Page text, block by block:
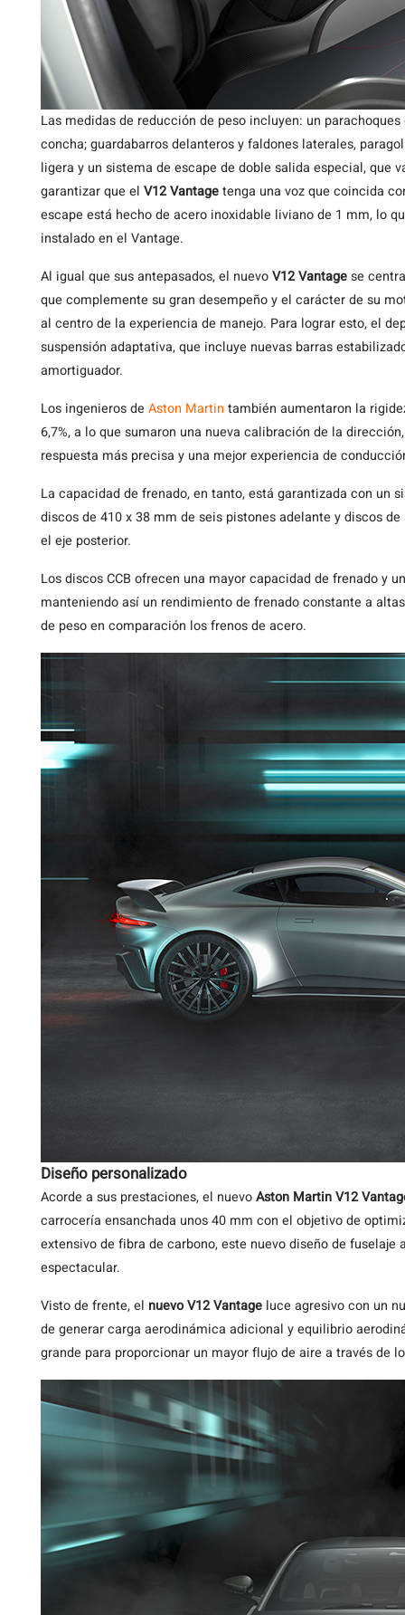
Las medidas de reducción de peso incluyen: un
concha; guardabarros delanteros y faldones laterales,
ligera y un sistema de escape de doble salida especial, que
garantizar que el V12 Vantagetenga una voz que coincida
escape está hecho de acero inoxidable liviano de 1 mm, lo
instalado en el Vantage.
Al igual que sus antepasados, el nuevoV12 Vantagese
que complemente su gran desempeño y el carácter de su
al centro de la experiencia de manejo. Para lograr esto, el
suspensión adaptativa, que incluye nuevas barras
amortiguador.
Los ingenieros de Aston Martin también aumentaron la
6,7%, a lo que sumaron una nueva calibración de la
respuesta más precisa y una mejor experiencia de
La capacidad de frenado, en tanto, está garantizada con un
discos de 410 x 38 mm de seis pistones adelante y discos
el eje posterior.
Los discos CCB ofrecen una mayor capacidad de frenado y
manteniendo así un rendimiento de frenado constante a
de peso en comparación los frenos de acero.
Diseño personalizado
Acorde a sus prestaciones, el nuevoAston Martin V12
carrocería ensanchada unos 40 mm con el objetivo de
extensivo de fibra de carbono, este nuevo diseño de
espectacular.
Visto de frente, el nuevo V12 Vantage luce agresivo con un
de generar carga aerodinámica adicional y equilibrio
grande para proporcionar un mayor flujo de aire a través de